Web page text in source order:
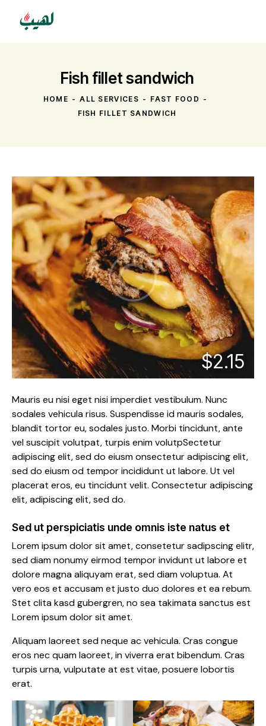
Fish fillet sandwich
HOME ALL SERVICES
FAST FOOD
FISH FILLET SANDWICH
$2.15
Mauris eu nisi eget nisi imperdiet vestibulum. Nunc
sodales vehicula risus. Suspendisse id mauris sodales,
blandit tortor eu, sodales justo. Morbi tincidunt, ante
vel suscipit volutpat, turpis enim volutpSectetur
adipiscing elit, sed do eiusm onsectetur adipiscing elit,
sed do eiusm od tempor incididunt ut labore. Ut vel
placerat eros, eu tincidunt velit. Consectetur adipiscing
elit, adipiscing elit, sed do.
Sed ut perspiciatis unde omnis iste natus et
Lorem ipsum dolor sit amet, consetetur sadipscing elitr,
sed diam nonumy eirmod tempor invidunt ut labore et
dolore magna aliquyam erat, sed diam voluptua. At
vero eos et accusam et justo duo dolores et ea rebum.
Stet clita kasd gubergren, no sea takimata sanctus est
Lorem ipsum dolor sit amet.
Aliquam laoreet sed neque ac vehicula. Cras congue
eros nec quam laoreet, in viverra erat bibendum. Cras
turpis urna, vulputate at est vitae, posuere lobortis
erat.